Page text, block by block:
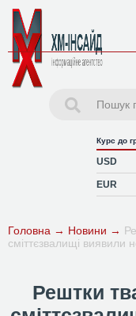
Курс до
USD
EUR
Головна → Новини →
сміттєзвалищі виявили
Рештки